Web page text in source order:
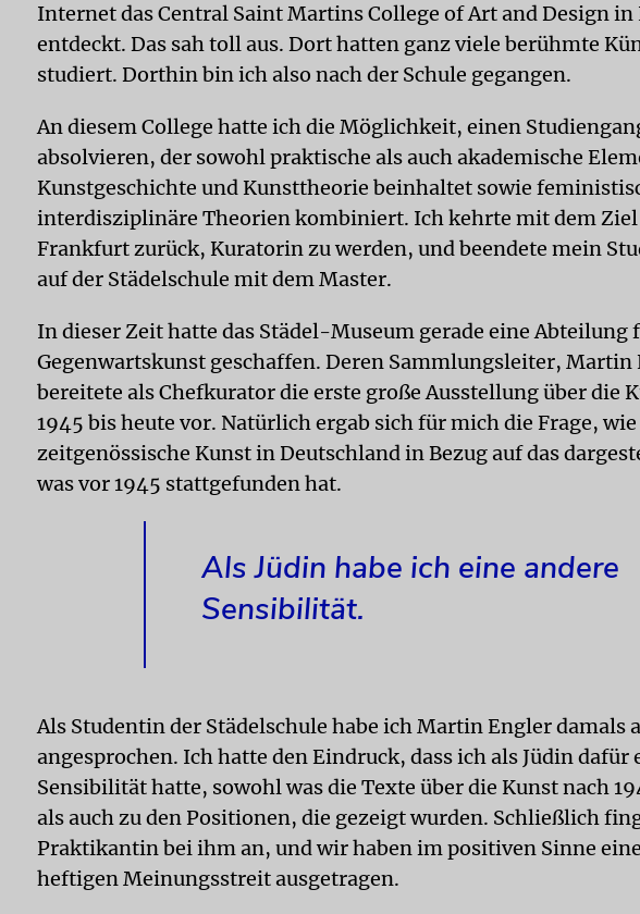
Internet das Central Saint Martins College of Art and Design in
entdeckt. Das sah toll aus. Dort hatten ganz viele berühmte
studiert. Dorthin bin ich also nach der Schule gegangen.
An diesem College hatte ich die Möglichkeit, einen
absolvieren, der sowohl praktische als auch akademische
Kunstgeschichte und Kunsttheorie beinhaltet sowie
interdisziplinäre Theorien kombiniert. Ich kehrte mit dem Ziel
Frankfurt zurück, Kuratorin zu werden, und beendete mein
auf der Städelschule mit dem Master.
In dieser Zeit hatte das Städel-Museum gerade eine Abteilung
Gegenwartskunst geschaffen. Deren Sammlungsleiter, Martin
bereitete als Chefkurator die erste große Ausstellung über die
1945 bis heute vor. Natürlich ergab sich für mich die Frage, wie
zeitgenössische Kunst in Deutschland in Bezug auf das
was vor 1945 stattgefunden hat.
Als Jüdin habe ich eine andere
Sensibilität.
Als Studentin der Städelschule habe ich Martin Engler damals
angesprochen. Ich hatte den Eindruck, dass ich als Jüdin dafür
Sensibilität hatte, sowohl was die Texte über die Kunst nach
als auch zu den Positionen, die gezeigt wurden. Schließlich
Praktikantin bei ihm an, und wir haben im positiven Sinne
heftigen Meinungsstreit ausgetragen.